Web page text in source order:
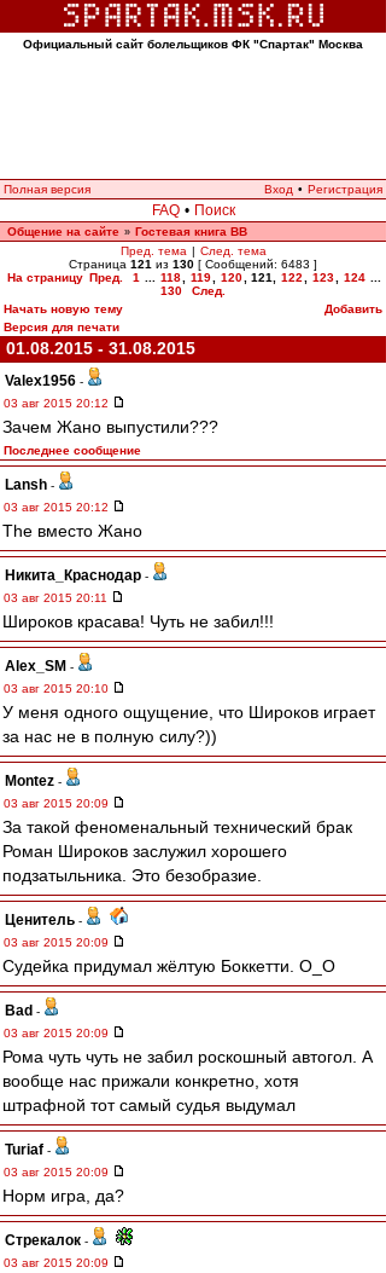
Официальный сайт болельщиков ФК "Спартак" Москва
Полная версия Вход • Регистрация
FAQ • Поиск
Общение на сайте » Гостевая книга ВВ
Пред. тема | След. тема
Страница 121 из 130 [ Сообщений: 6483 ]
На страницу Пред. 1 118 119 120 121 122 123 124
130
След.
Начать новую тему
Добавить
Версия для печати
01.08.2015 - 31.08.2015
Valex1956 -
03 авг 2015 20:12
Зачем Жано выпустили???
Последнее сообщение
Lansh -
03 авг 2015 20:12
The вместо Жано
Никита_Краснодар -
03 авг 2015 20:11
Широков красава! Чуть не забил!!!
Alex_SM -
03 авг 2015 20:10
У меня одного ощущение, что Широков играет
за нас не в полную силу?))
Montez -
03 авг 2015 20:09
За такой феноменальный технический брак
Роман Широков заслужил хорошего
подзатыльника. Это безобразие.
Ценитель -
03 авг 2015 20:09
Судейка придумал жёлтую Боккетти. O_O
Bad -
03 авг 2015 20:09
Рома чуть чуть не забил роскошный автогол. А
вообще нас прижали конкретно, хотя
штрафной тот самый судья выдумал
Turiaf -
03 авг 2015 20:09
Норм игра, да?
Стрекалок -
03 авг 2015 20:09